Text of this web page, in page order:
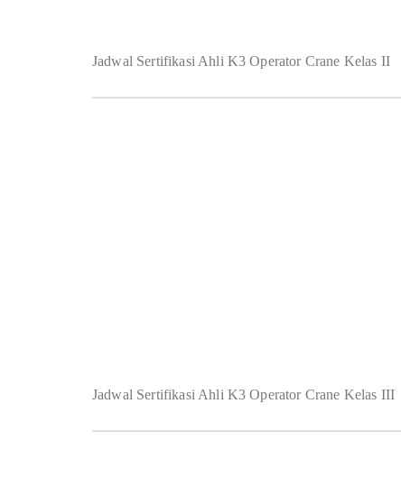
Jadwal Sertifikasi Ahli K3 Operator Crane Kelas II
Jadwal Sertifikasi Ahli K3 Operator Crane Kelas III